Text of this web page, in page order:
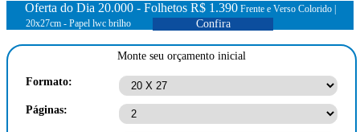
Oferta do Dia 20.000 - FolhetosR$ 1.390Frente e Verso Colorido |
20x27cm - Papel lwc brilho
Confira
Monte seu orçamento inicial
Formato:
Páginas: